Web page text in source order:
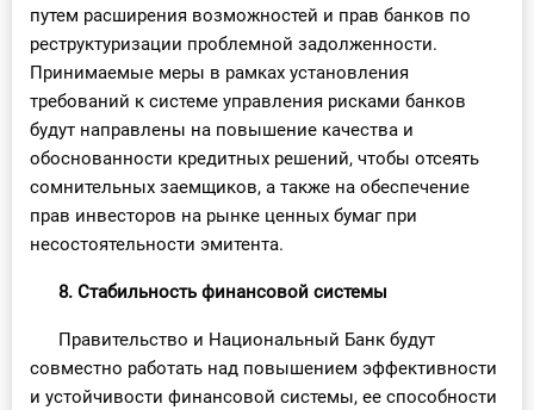
путем расширения возможностей и прав банков по
реструктуризации проблемной задолженности.
Принимаемые меры в рамках установления
требований к системе управления рисками банков
будут направлены на повышение качества и
обоснованности кредитных решений, чтобы отсеять
сомнительных заемщиков, а также на обеспечение
прав инвесторов на рынке ценных бумаг при
несостоятельности эмитента.
8. Стабильность финансовой системы
Правительство и Национальный Банк будут
совместно работать над повышением эффективности
и устойчивости финансовой системы, ее способности